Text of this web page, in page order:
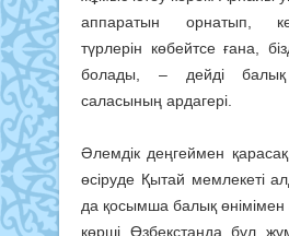
аппаратын орнатып,
түрлерін көбейтсе ғана,
болады, – дейді
саласының ардагері.
Әлемдік деңгеймен
өсіруде Қытай мемлекеті
да қосымша ба­лық
көрші Өзбекстанда бұл